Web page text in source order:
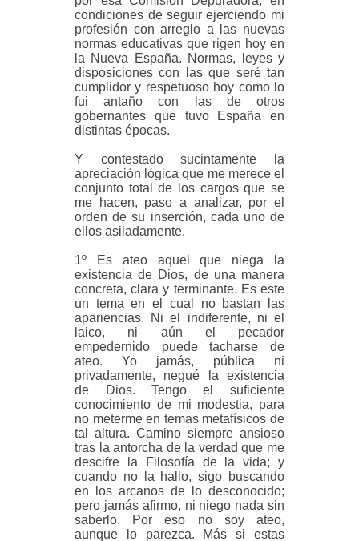
condiciones de seguir ejerciendo mi
profesión con arreglo a las nuevas
normas educativas que rigen hoy en
la Nueva España. Normas, leyes y
disposiciones con las que seré tan
cumplidor y respetuoso hoy como lo
fui antaño con las de otros
gobernantes que tuvo España en
distintas épocas.
Y contestado sucintamente la
apreciación lógica que me merece el
conjunto total de los cargos que se
me hacen, paso a analizar, por el
orden de su inserción, cada uno de
ellos asiladamente.
1º Es ateo aquel que niega la
existencia de Dios, de una manera
concreta, clara y terminante. Es este
un tema en el cual no bastan las
apariencias. Ni el indiferente, ni el
laico, ni aún el pecador
empedernido puede tacharse de
ateo. Yo jamás, pública ni
privadamente, negué la existencia
de Dios. Tengo el suficiente
conocimiento de mi modestia, para
no meterme en temas metafísicos de
tal altura. Camino siempre ansioso
tras la antorcha de la verdad que me
descifre la Filosofía de la vida; y
cuando no la hallo, sigo buscando
en los arcanos de lo desconocido;
pero jamás afirmo, ni niego nada sin
saberlo. Por eso no soy ateo,
aunque lo parezca. Más si estas